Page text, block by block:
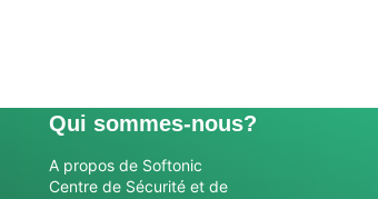
Qui sommes-nous?
A propos de Softonic
Centre de Sécurité et de